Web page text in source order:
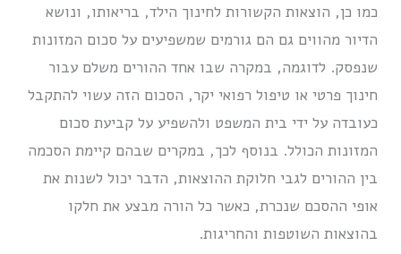
כמו כן, הוצאות הקשורות לחינוך הילד, בריאותו, ונושא
הדיור מהווים גם הם גורמים שמשפיעים על סכום המזונות
שנפסק. לדוגמה, במקרה שבו אחד ההורים משלם עבור
חינוך פרטי או טיפול רפואי יקר, הסכום הזה עשוי להתקבל
כעובדה על ידי בית המשפט ולהשפיע על קביעת סכום
המזונות הכולל. בנוסף לכך, במקרים שבהם קיימת הסכמה
בין ההורים לגבי חלוקת ההוצאות, הדבר יכול לשנות את
אופי ההסכם שנכרת, כאשר כל הורה מבצע את חלקו
בהוצאות השוטפות והחריגות.